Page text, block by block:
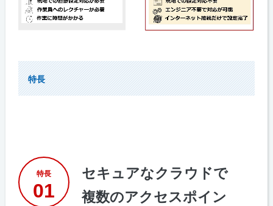
特長
特長
01
セキュアなクラウドで
複数のアクセスポイン